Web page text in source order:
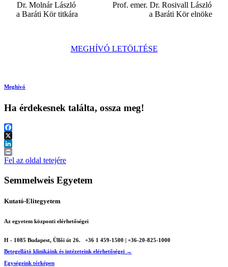
Dr. Molnár László Prof. emer. Dr. Rosivall László
a Baráti Kör titkára a Baráti Kör elnöke
MEGHÍVÓ LETÖLTÉSE
Meghívó
Ha érdekesnek találta, ossza meg!
Facebook
X
LinkedIn
Print
Fel az oldal tetejére
Semmelweis Egyetem
Kutató-Elitegyetem
Az egyetem központi elérhetőségei
H - 1085 Budapest, Üllői út 26.
+36 1 459-1500 | +36-20-825-1000
Betegellátó klinikáink és intézeteink elérhetőségei →
Egységeink térképen